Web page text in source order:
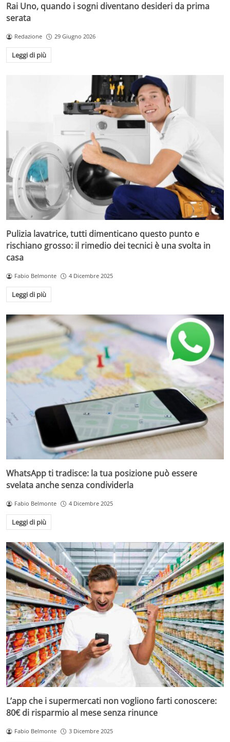
Rai Uno, quando i sogni diventano desideri da prima
serata
Redazione 29 Giugno 2026
Leggi di più
Pulizia lavatrice, tutti dimenticano questo punto e
rischiano grosso: il rimedio dei tecnici è una svolta in
casa
Fabio Belmonte 4 Dicembre 2025
Leggi di più
WhatsApp ti tradisce: la tua posizione può essere
svelata anche senza condividerla
Fabio Belmonte 4 Dicembre 2025
Leggi di più
L’app che i supermercati non vogliono farti conoscere:
80€ di risparmio al mese senza rinunce
Fabio Belmonte 3 Dicembre 2025